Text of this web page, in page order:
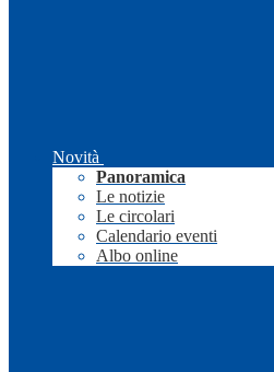
Novità
Panoramica
Le notizie
Le circolari
Calendario eventi
Albo online